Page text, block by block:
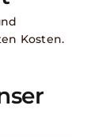
Kosten.